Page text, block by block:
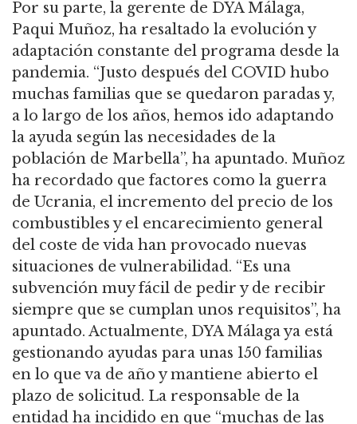
Por su parte, la gerente de DYA Málaga,
Paqui Muñoz, ha resaltado la evolución y
adaptación constante del programa desde la
pandemia. “Justo después del COVID hubo
muchas familias que se quedaron paradas y,
a lo largo de los años, hemos ido adaptando
la ayuda según las necesidades de la
población de Marbella”, ha apuntado. Muñoz
ha recordado que factores como la guerra
de Ucrania, el incremento del precio de los
combustibles y el encarecimiento general
del coste de vida han provocado nuevas
situaciones de vulnerabilidad. “Es una
subvención muy fácil de pedir y de recibir
siempre que se cumplan unos requisitos”, ha
apuntado. Actualmente, DYA Málaga ya está
gestionando ayudas para unas 150 familias
en lo que va de año y mantiene abierto el
plazo de solicitud. La responsable de la
entidad ha incidido en que “muchas de las